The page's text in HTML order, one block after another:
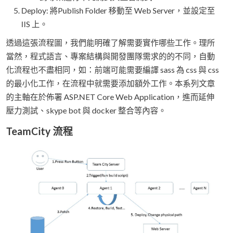
Deploy: 將Publish Folder 移動至 Web Server，並設定至
IIS 上。
透過這張流程圖，我們能明確了解需要實作哪些工作。理所
當然，程式語言、專案結構與開發團隊需求的的不同，自動
化流程也不盡相同，如：前端可能需要編譯 sass 為 css 與 css
的最小化工作，在流程中就需要添加額外工作。本系列文章
的主軸在於佈署 ASP.NET Core Web Application，進而延伸
壓力測試、skype bot 與 docker 整合等內容。
TeamCity 流程